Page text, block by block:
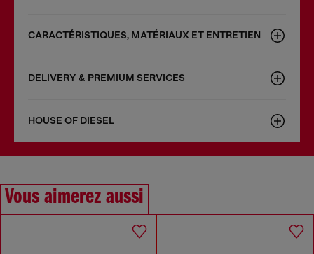
CARACTÉRISTIQUES, MATÉRIAUX ET ENTRETIEN
DELIVERY & PREMIUM SERVICES
HOUSE OF DIESEL
Vous aimerez aussi